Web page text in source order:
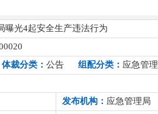
曝光4起安全生产违法行为
体裁分类： 公告 组配分类： 应急管理
发布机构： 应急管理局